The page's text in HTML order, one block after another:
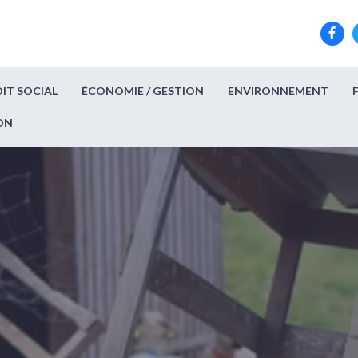
SOCIAL ÉCONOMIE / GESTION ENVIRONNEMENT